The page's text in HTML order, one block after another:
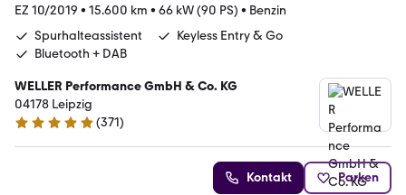
EZ 10/2019 • 15.600 km • 66 kW (90 PS) • Benzin
Spurhalteassistent
Keyless Entry & Go
Bluetooth + DAB
WELLER Performance GmbH & Co. KG
04178 Leipzig
4.8 Sterne
(371)
Kontakt Parken